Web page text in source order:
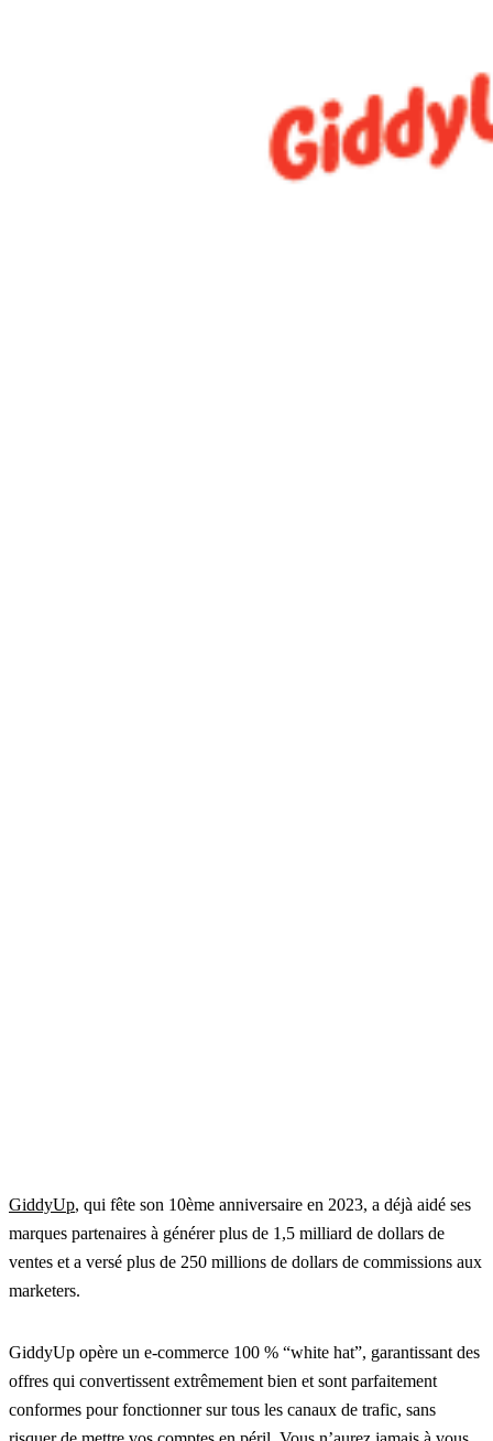
GiddyUp, qui fête son 10ème anniversaire en 2023, a déjà aidé ses
marques partenaires à générer plus de 1,5 milliard de dollars de
ventes et a versé plus de 250 millions de dollars de commissions aux
marketers.
GiddyUp opère un e-commerce 100 % “white hat”, garantissant des
offres qui convertissent extrêmement bien et sont parfaitement
conformes pour fonctionner sur tous les canaux de trafic, sans